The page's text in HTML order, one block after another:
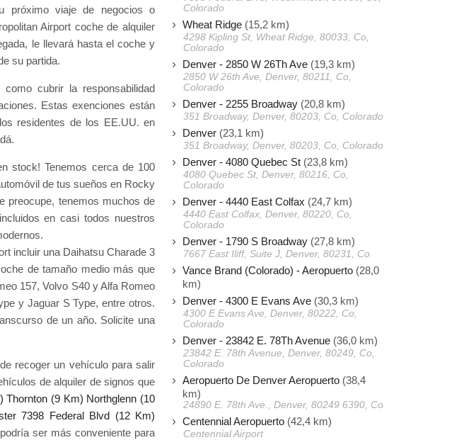
próximo viaje de negocios o
Airport coche de alquiler
le llevará hasta el coche y
su partida.
cubrir la responsabilidad
Estas exenciones están
residentes de los EE.UU. en
stock! Tenemos cerca de 100
de tus sueños en Rocky
preocupe, tenemos muchos de
en casi todos nuestros
incluir una Daihatsu Charade 3
de tamaño medio más que
157, Volvo S40 y Alfa Romeo
y Jaguar S Type, entre otros.
de un año. Solicite una
recoger un vehículo para salir
de alquiler de signos que
Thornton (9 Km) Northglenn (10
7398 Federal Blvd (12 Km)
podría ser más conveniente para
Colorado
Wheat Ridge (15,2 km)
4298 Kipling St, Wheat Ridge, 80033, Co,
Colorado
Denver - 2850 W 26Th Ave (19,3 km)
2850 W 26th Ave, Denver, 80211, Co,
Colorado
Denver - 2255 Broadway (20,8 km)
351 Broadway, Denver, 80203, Co, Colorado
Denver (23,1 km)
351 Broadway, Denver, 80203, Co, Colorado
Denver - 4080 Quebec St (23,8 km)
4080 Quebec St, Denver, 80216, Co,
Colorado
Denver - 4440 East Colfax (24,7 km)
4440 East Colfax, Denver, 80220, Co,
Colorado
Denver - 1790 S Broadway (27,8 km)
7667 East Iliff, Suite J, Denver, 80231, Co
Vance Brand (Colorado) - Aeropuerto (28,0
km)
Denver - 4300 E Evans Ave (30,3 km)
4300 E Evans Ave, Denver, 80222, Co,
Colorado
Denver - 23842 E. 78Th Avenue (36,0 km)
23842 E. 78th Avenue, Denver, 80249, Co,
Colorado
Aeropuerto De Denver Aeropuerto (38,4
km)
24890 E. 78th Ave., Denver, 80249 6390, Co
Centennial Aeropuerto (42,4 km)
Centennial Airport